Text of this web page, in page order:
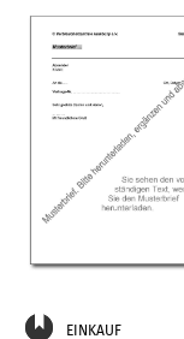
EINKAUF